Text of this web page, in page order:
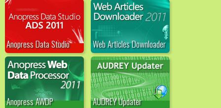
Anopress Data Studio Web Articles Downloader
Anopress AWDP AUDREY Updater